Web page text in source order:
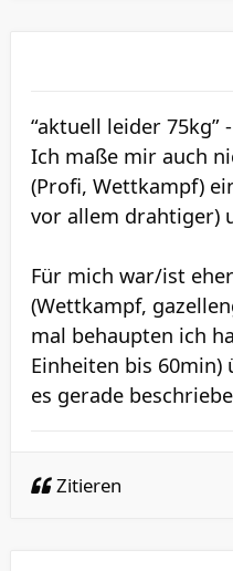
“aktuell leider
Ich maße mir auch
(Profi, Wettkampf)
vor allem drahtiger)
Für mich war/ist
(Wettkampf,
mal behaupten ich
Einheiten bis
es gerade
Zitieren